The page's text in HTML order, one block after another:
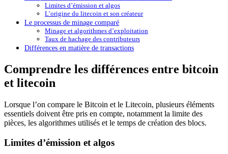
Limites d’émission et algos
L’origine du litecoin et son créateur
Le processus de minage comparé
Minage et algorithmes d’exploitation
Taux de hachage des contributeurs
Différences en matière de transactions
Comprendre les différences entre bitcoin
et litecoin
Lorsque l’on compare le Bitcoin et le Litecoin, plusieurs éléments
essentiels doivent être pris en compte, notamment la limite des
pièces, les algorithmes utilisés et le temps de création des blocs.
Limites d’émission et algos